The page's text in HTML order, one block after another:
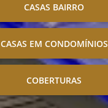
CASAS BAIRRO
CASAS EM CONDOMÍNIOS
COBERTURAS